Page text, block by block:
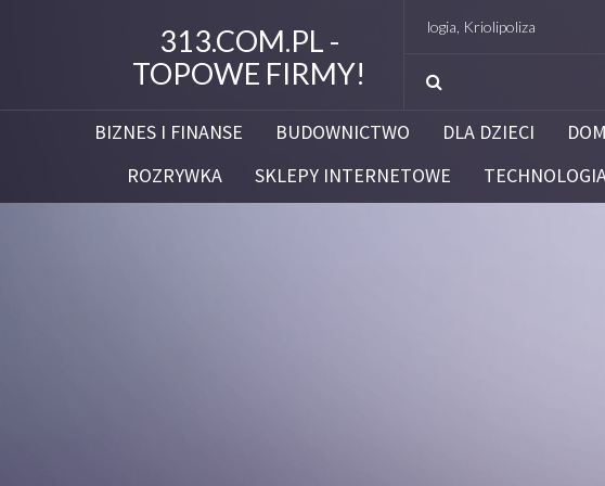
313.COM.PL -
TOPOWE FIRMY!
Studio Figura Białystok – Endermologia, Kriolipoliza
BIZNES I FINANSE BUDOWNICTWO DLA DZIECI
ROZRYWKA
SKLEPY INTERNETOWE